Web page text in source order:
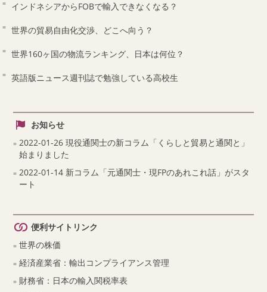
インドネシアからFOBで輸入できなくなる？
世界の貿易自由化交渉、どこへ向う？
世界160ヶ国の物流ランキング、日本は何位？
英語版ニュース週刊誌で勉強している高校生
お知らせ
2022-01-26 現役通関士の新コラム「くらしと貿易と通関と」
始まりました
2022-01-14 新コラム「元通関士・現FPのあれこれ話」がスタ
ート
便利サイトリンク
世界の株価
経済産業省：輸出コンプライアンス管理
財務省：日本の輸入関税率表